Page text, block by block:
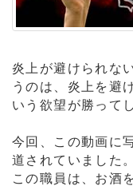
炎上が避けられな
うのは、炎上を避
いう欲望が勝って
今回、この動画に
道されていました。
この職員は、お酒